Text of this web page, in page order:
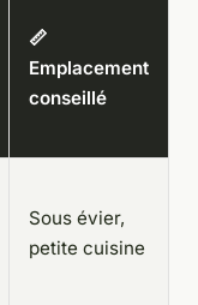
📏
Emplacement
conseillé
Sous évier,
petite cuisine